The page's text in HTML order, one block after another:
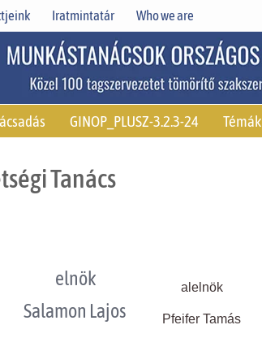
Iratmintatár Who we are
GINOP_PLUSZ-3.2.3-24 Témák
Tanács
elnök
Salamon Lajos
alelnök
Pfeifer Tamás